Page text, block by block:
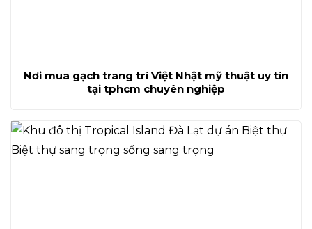
Nơi mua gạch trang trí Việt Nhật mỹ thuật uy tín
tại tphcm chuyên nghiệp